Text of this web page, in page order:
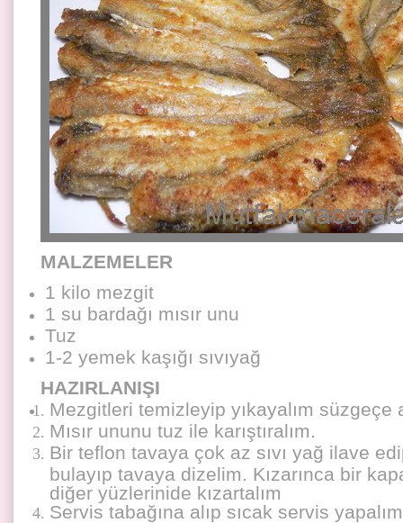
MALZEMELER
1 kilo mezgit
1 su bardağı mısır unu
Tuz
1-2 yemek kaşığı sıvıyağ
HAZIRLANIŞI
Mezgitleri temizleyip yıkayalım süzgeçe
Mısır ununu tuz ile karıştıralım.
Bir teflon tavaya çok az sıvı yağ ilave
bulayıp tavaya dizelim. Kızarınca bir
diğer yüzlerinide kızartalım
Servis tabağına alıp sıcak servis